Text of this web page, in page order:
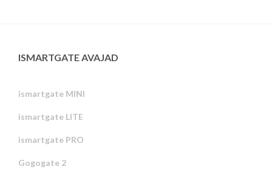
ISMARTGATE AVAJAD
ismartgate MINI
ismartgate LITE
ismartgate PRO
Gogogate 2